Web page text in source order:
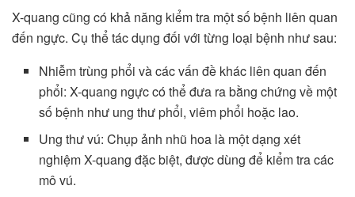
X-quang cũng có khả năng kiểm tra một số bệnh liên quan
đến ngực. Cụ thể tác dụng đối với từng loại bệnh như sau:
Nhiễm trùng phổi và các vấn đề khác liên quan đến
phổi: X-quang ngực có thể đưa ra bằng chứng về một
số bệnh như ung thư phổi, viêm phổi hoặc lao.
Ung thư vú: Chụp ảnh nhũ hoa là một dạng xét
nghiệm X-quang đặc biệt, được dùng để kiểm tra các
mô vú.